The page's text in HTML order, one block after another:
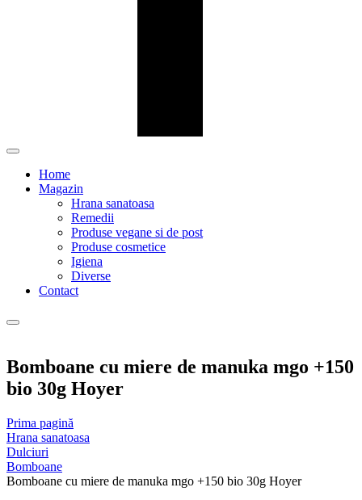
Home
Magazin
Hrana sanatoasa
Remedii
Produse vegane si de post
Produse cosmetice
Igiena
Diverse
Contact
Bomboane cu miere de manuka mgo +150
bio 30g Hoyer
Prima pagină
Hrana sanatoasa
Dulciuri
Bomboane
Bomboane cu miere de manuka mgo +150 bio 30g Hoyer